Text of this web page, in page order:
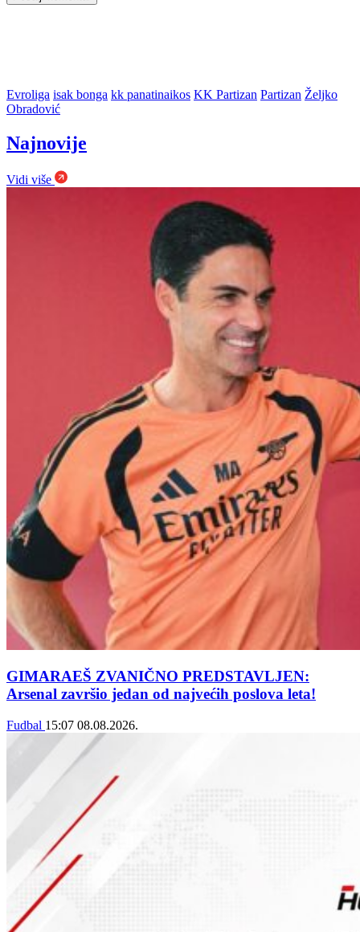
Evroliga isak bonga kk panatinaikos KK Partizan Partizan Željko
Obradović
Najnovije
Vidi više
GIMARAEŠ ZVANIČNO PREDSTAVLJEN:
Arsenal završio jedan od najvećih poslova leta!
Fudbal 15:07 08.08.2026.